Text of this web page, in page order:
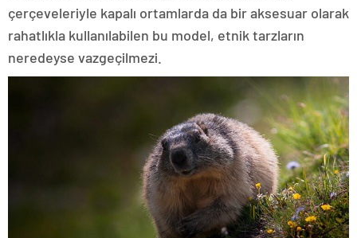
çerçeveleriyle kapalı ortamlarda da bir aksesuar olarak
rahatlıkla kullanılabilen bu model, etnik tarzların
neredeyse vazgeçilmezi.